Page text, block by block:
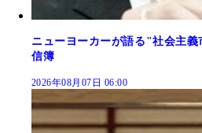
ニューヨーカーが語る"社会主
信簿
2026年08月07日 06:00